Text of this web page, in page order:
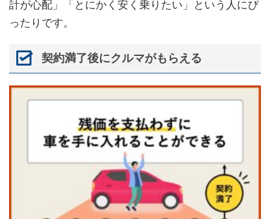
計が心配」「とにかく安く乗りたい」という人にぴ
ったりです。
契約満了後にクルマがもらえる